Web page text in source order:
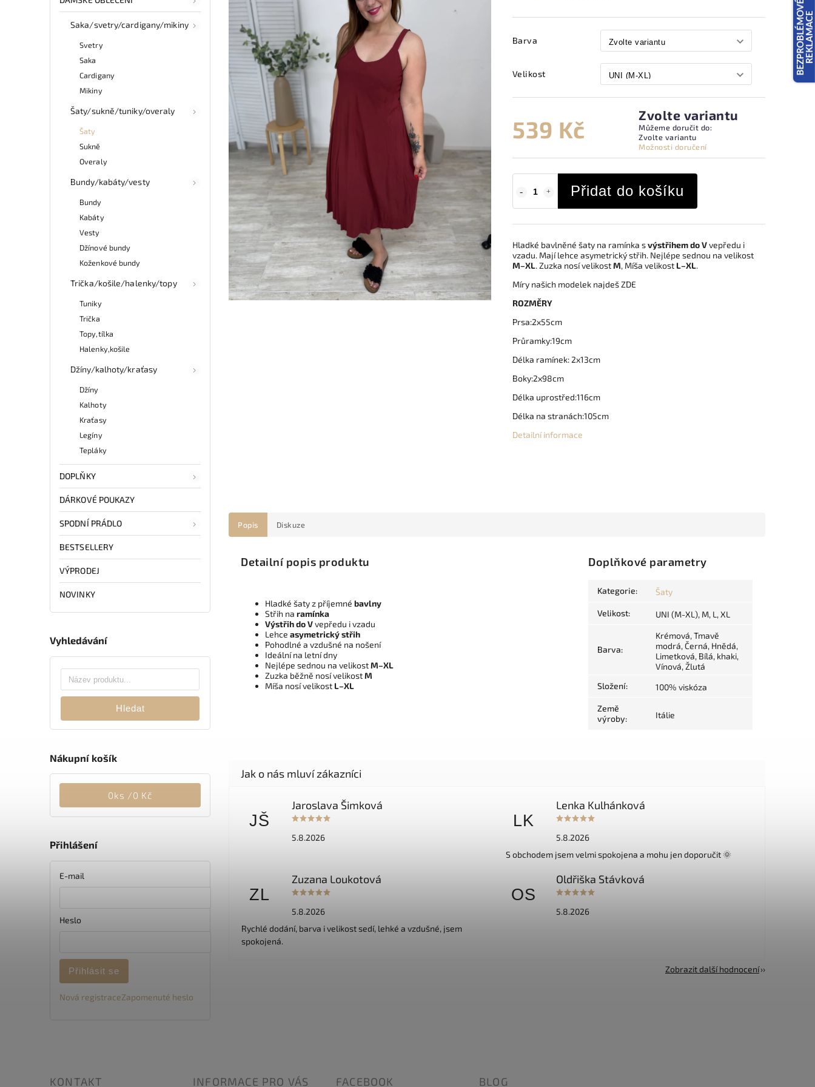
Saka/svetry/cardigany/mikiny
Svetry
Saka
Cardigany
Mikiny
Šaty/sukně/tuniky/overaly
Šaty
Sukně
Overaly
Bundy/kabáty/vesty
Bundy
Kabáty
Vesty
Džínové bundy
Koženkové bundy
Trička/košile/halenky/topy
Tuniky
Trička
Topy,tílka
Halenky,košile
Džíny/kalhoty/kraťasy
Džíny
Kalhoty
Kraťasy
Legíny
Tepláky
DOPLŇKY
DÁRKOVÉ POUKAZY
SPODNÍ PRÁDLO
BESTSELLERY
VÝPRODEJ
NOVINKY
Vyhledávání
Hledat
Nákupní košík
0ks /0 Kč
Přihlášení
E-mail
Heslo
Přihlásit se
Nová registraceZapomenuté heslo
Barva
Velikost
539 Kč
Zvolte variantu
Můžeme doručit do:
Zvolte variantu
Možnosti doručení
Přidat do košíku
Hladké bavlněné šaty na ramínka svýstřihem do Vvepředu i
vzadu. Mají lehce asymetrický střih. Nejlépe sednou na velikost
M–XL. Zuzka nosí velikostM, Míša velikost L–XL.
Míry našich modelek najdeš ZDE
ROZMĚRY
Prsa:2x55cm
Průramky:19cm
Délka ramínek: 2x13cm
Boky:2x98cm
Délka uprostřed:116cm
Délka na stranách:105cm
Detailní informace
Popis Diskuze
Detailní popis produktu
Hladké šaty z příjemné bavlny
Střih na ramínka
Výstřih do Vvepředu i vzadu
Lehce asymetrický střih
Pohodlné a vzdušné na nošení
Ideální na letní dny
Nejlépe sednou na velikostM–XL
Zuzka běžně nosí velikostM
Míša nosí velikost L–XL
Doplňkové parametry
Kategorie: Šaty
Velikost: UNI (M-XL), M, L, XL
Barva:
Krémová, Tmavě
modrá, Černá, Hnědá,
Limetková, Bílá, khaki,
Vínová, Žlutá
Složení: 100% viskóza
Země
výroby: Itálie
JŠ
Jaroslava Šimková
5.8.2026
LK
Lenka Kulhánková
5.8.2026
S obchodem jsem velmi spokojena a mohu jen doporučit 🌞
ZL
Zuzana Loukotová
5.8.2026
Rychlé dodání, barva i velikost sedí, lehké a vzdušné, jsem
spokojená.
OS
Oldřiška Stávková
5.8.2026
Zobrazit další hodnocení
KONTAKT INFORMACE PRO VÁS FACEBOOK BLOG